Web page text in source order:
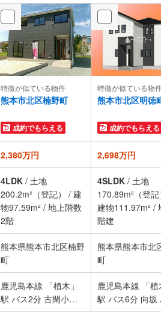
特徴が似ている物件
熊本市北区楠野町
成約でもらえる
特徴が似ている物
熊本市北区明徳
成約でもらえる
2,380万円 2,698万円
4LDK / 土地
200.2m²（登記）
/ 建
物97.59m² / 地上階数
2階
4SLDK / 土地
170.89m²（登
建物111.97m² /
階建
熊本県熊本市北区楠野
町
熊本県熊本市北
町
鹿児島本線 「植木」
駅 バス2分 古閑小屋
バス停下車 徒歩15分
鹿児島本線 「植
駅 バス6分 向坂
停下車 徒歩3分